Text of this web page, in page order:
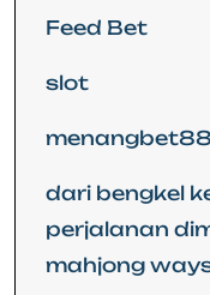
Feed Bet
slot
menangbet88
dari bengkel
perjalanan
mahjong